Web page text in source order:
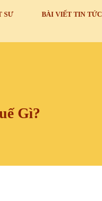
SƯ BÀI VIẾT TIN TỨC
Gì?